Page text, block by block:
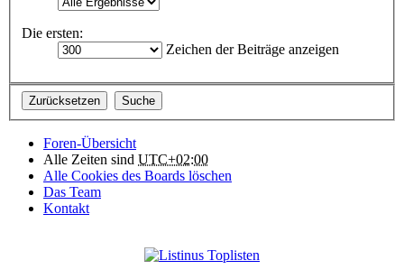
Die ersten:
Zeichen der Beiträge anzeigen
Foren-Übersicht
Alle Zeiten sind UTC+02:00
Alle Cookies des Boards löschen
Das Team
Kontakt